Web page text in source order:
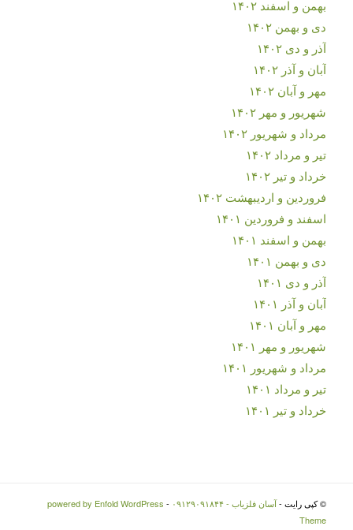
بهمن و اسفند ۱۴۰۲
دی و بهمن ۱۴۰۲
آذر و دی ۱۴۰۲
آبان و آذر ۱۴۰۲
مهر و آبان ۱۴۰۲
شهریور و مهر ۱۴۰۲
مرداد و شهریور ۱۴۰۲
تیر و مرداد ۱۴۰۲
خرداد و تیر ۱۴۰۲
فروردین و اردیبهشت ۱۴۰۲
اسفند و فروردین ۱۴۰۱
بهمن و اسفند ۱۴۰۱
دی و بهمن ۱۴۰۱
آذر و دی ۱۴۰۱
آبان و آذر ۱۴۰۱
مهر و آبان ۱۴۰۱
شهریور و مهر ۱۴۰۱
مرداد و شهریور ۱۴۰۱
تیر و مرداد ۱۴۰۱
خرداد و تیر ۱۴۰۱
© کپی رایت -آسان فلزیاب - ۰۹۱۲۹۰۹۱۸۴۴ -
powered by Enfold WordPress
Theme